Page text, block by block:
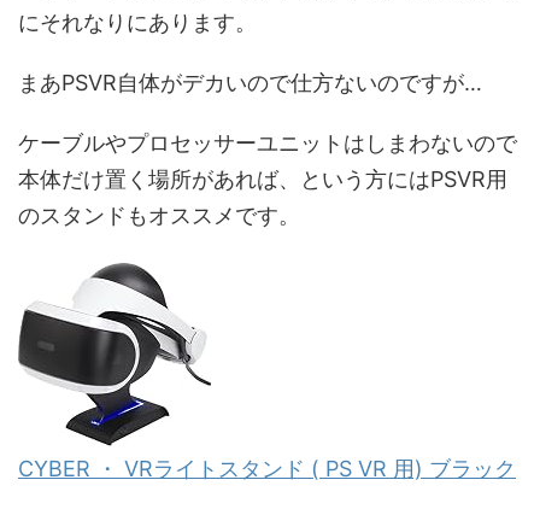
にそれなりにあります。
まあPSVR自体がデカいので仕方ないのですが…
ケーブルやプロセッサーユニットはしまわないので
本体だけ置く場所があれば、という方にはPSVR用
のスタンドもオススメです。
CYBER ・ VRライトスタンド ( PS VR 用) ブラック